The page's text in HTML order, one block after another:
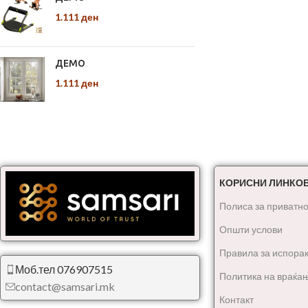
1.111ден
ДЕМО
1.111ден
Моб.тел 076907515
contact@samsari.mk
КОРИСНИ
Полиса за
Општи услови
Правила за
Политика на
Контакт